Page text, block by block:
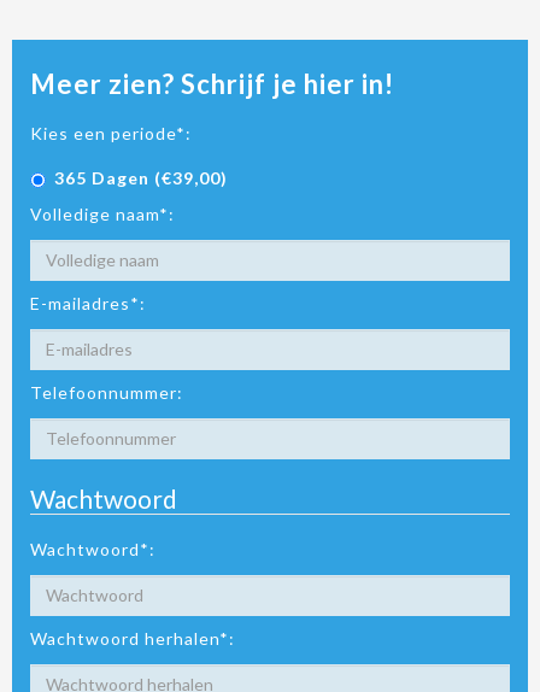
Meer zien? Schrijf je hier in!
Kies een periode*:
365 Dagen (€39,00)
Volledige naam*:
E-mailadres*:
Telefoonnummer:
Wachtwoord
Wachtwoord*:
Wachtwoord herhalen*: